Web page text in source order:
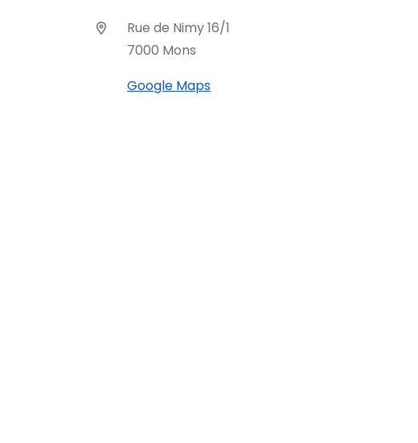
Rue de Nimy 16/1
7000 Mons
Google Maps